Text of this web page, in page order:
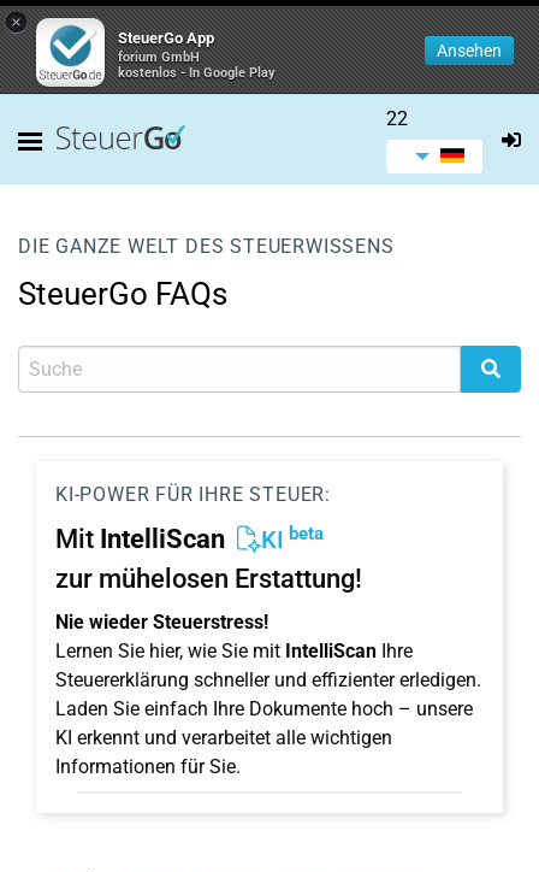
×
SteuerGo App
forium GmbH
kostenlos - In Google Play
Ansehen
22
DIE GANZE WELT DES STEUERWISSENS
SteuerGo FAQs
KI-POWER FÜR IHRE STEUER:
Mit IntelliScan KI beta
zur mühelosen Erstattung!
Nie wieder Steuerstress!
Lernen Sie hier, wie Sie mit IntelliScan Ihre
Steuererklärung schneller und effizienter erledigen.
Laden Sie einfach Ihre Dokumente hoch – unsere
KI erkennt und verarbeitet alle wichtigen
Informationen für Sie.